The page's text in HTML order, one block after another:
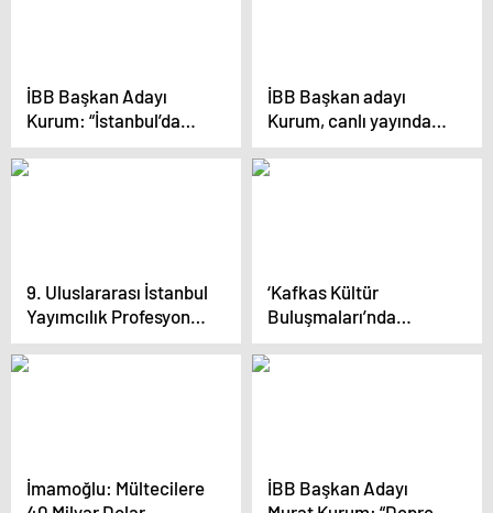
İBB Başkan Adayı
Kurum: “İstanbul’da
650 bin konutu
dönüştürmek
İBB Başkan adayı
Kurum, canlı yayında
konuştu Açıklaması
9. Uluslararası İstanbul
Yayımcılık Profesyonel
Buluşmaları
‘Kafkas Kültür
Buluşmaları’nda
Konuşan İmamoğlu:
“Kimsenin Bir Ülkede
İmamoğlu: Mültecilere
İBB Başkan Adayı